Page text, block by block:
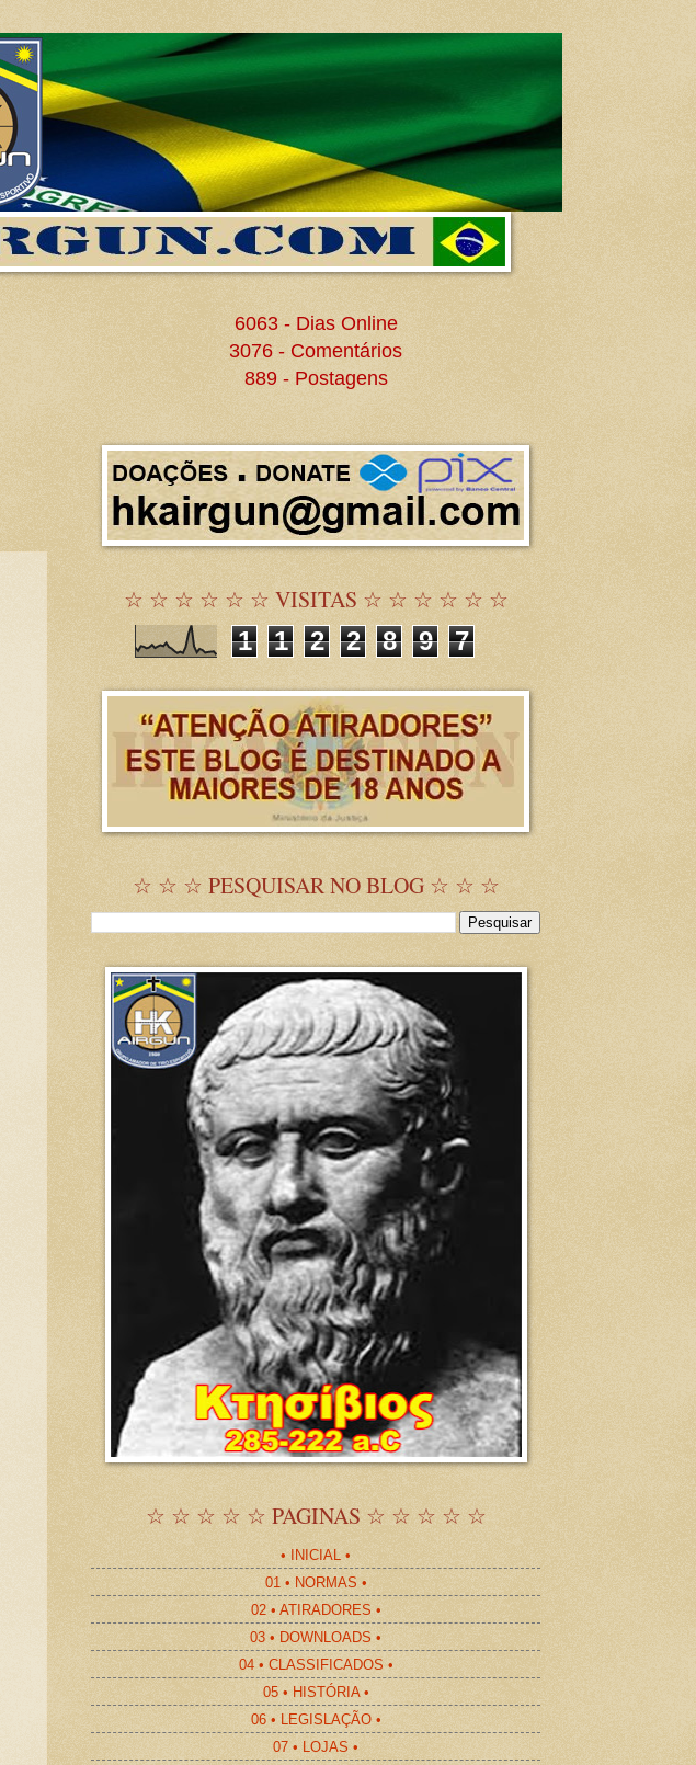
6063 - Dias Online
3076 - Comentários
889 - Postagens
☆ ☆ ☆ ☆ ☆ ☆ VISITAS ☆ ☆ ☆ ☆ ☆ ☆
1
1 2 2 8 9 7
☆ ☆ ☆ PESQUISAR NO BLOG ☆ ☆ ☆
☆ ☆ ☆ ☆ ☆ PAGINAS ☆ ☆ ☆ ☆ ☆
• INICIAL •
01 • NORMAS •
02 • ATIRADORES •
03 • DOWNLOADS •
04 • CLASSIFICADOS •
05 • HISTÓRIA •
06 • LEGISLAÇÃO •
07 • LOJAS •